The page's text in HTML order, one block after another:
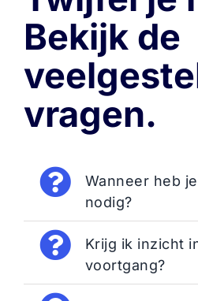
Bekijk de
vragen.
Wanneer heb
nodig?
Krijg ik inzicht
voortgang?